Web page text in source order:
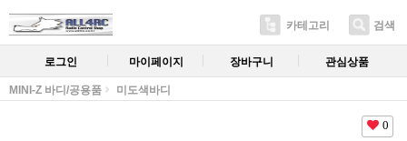
카테고리 검색
로그인 마이페이지 장바구니 관심상품
MINI-Z 바디/공용품 미도색바디
0